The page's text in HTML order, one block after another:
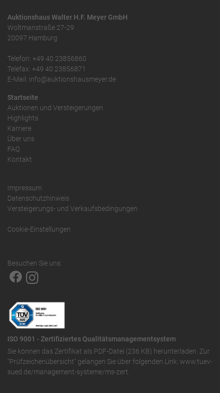
Auktionshaus Walter H.F. Meyer GmbH
Woltmanstraße 27-29
20097 Hamburg
Telefon: +49 40 23856860
Telefax: +49 40 23856871
E-Mail: info@auktionshausmeyer.de
Startseite
Auktionen und Versteigerungen
Highlights
Karriere
Über uns
FAQ
Kontakt
Impressum
Datenschutzhinweis
Versteigerungs- und Verkaufsbedingungen
Cookie-Einstellungen
Besuchen Sie uns:
ISO 9001 - Zertifiziertes Qualitätsmanagementsystem
Sie können das Zertifikat als PDF-Datei (236 KB) herunterladen. Zur
"Prüfzeichenübersicht" gelangen Sie über folgenden Link: www.tuev-
sued.de/management-systeme/ms-zert